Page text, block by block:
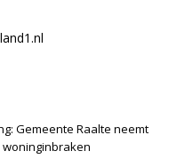
Gemeente Raalte neemt